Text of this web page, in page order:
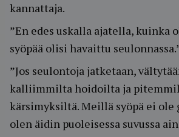
kannattaja.
”En edes uskalla ajatella, kuinka
syöpää olisi havaittu
”Jos seulontoja jatketaan,
kalliimmilta hoidoilta ja
kärsimyksiltä. Meillä syöpä ei ole
olen äidin puoleisessa suvussa